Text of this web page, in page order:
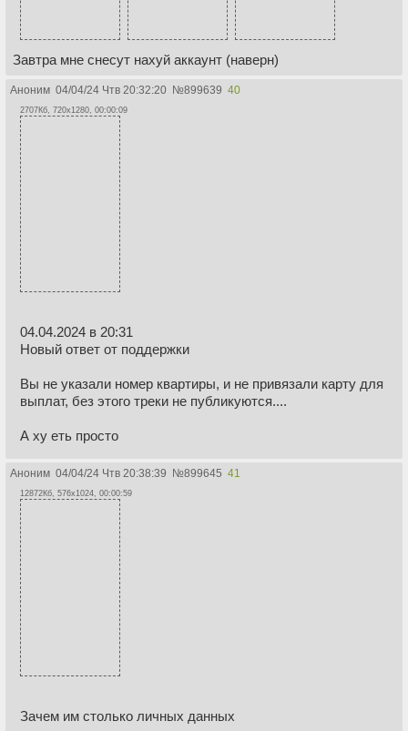
Завтра мне снесут нахуй аккаунт (наверн)
Аноним 04/04/24 Чтв 20:32:20 №899639 40
2707Кб, 720x1280, 00:00:09
04.04.2024 в 20:31
Новый ответ от поддержки
Вы не указали номер квартиры, и не привязали карту для
выплат, без этого треки не публикуются....
А ху еть просто
Аноним 04/04/24 Чтв 20:38:39 №899645 41
12872Кб, 576x1024, 00:00:59
Зачем им столько личных данных